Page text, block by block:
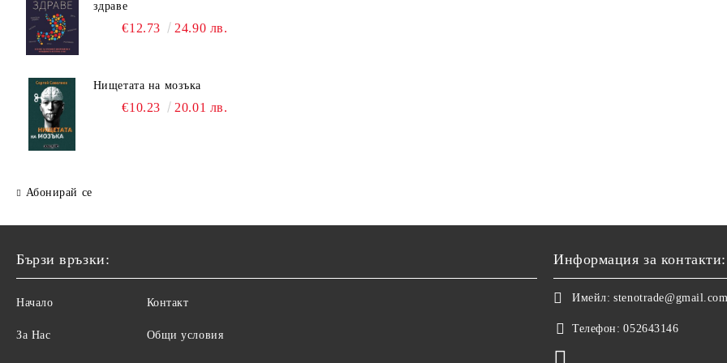
здраве
€12.73 24.90 лв.
Нищетата на мозъка
€10.23 20.01 лв.
Абонирай се
Бързи връзки:
Начало
За Нас
Контакт
Общи условия
Информация за контакти:
Имейл:
Телефон: 052643146